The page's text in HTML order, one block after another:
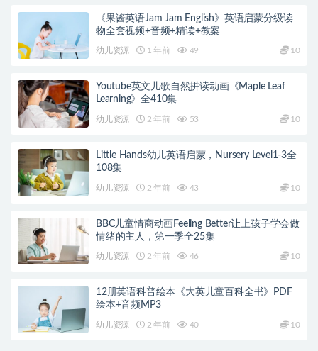
《果酱英语Jam Jam English》英语启蒙分级读
物全套视频+音频+精读+教案
幼儿资源 1 年前 49 10
Youtube英文儿歌自然拼读动画《Maple Leaf
Learning》全410集
幼儿资源 2 年前 53 10
Little Hands幼儿英语启蒙，Nursery Level1-3全
108集
幼儿资源 2 年前 43 10
BBC儿童情商动画Feeling Better让上孩子学会做
情绪的主人，第一季全25集
幼儿资源 2 年前 46 10
12册英语科普绘本《大英儿童百科全书》PDF
绘本+音频MP3
幼儿资源 2 年前 40 10